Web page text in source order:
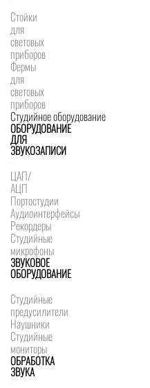
Стойки
для
световых
приборов
Фермы
для
световых
приборов
Студийное оборудование
ОБОРУДОВАНИЕ
ДЛЯ
ЗВУКОЗАПИСИ
ЦАП/
АЦП
Портостудии
Аудиоинтерфейсы
Рекордеры
Студийные
микрофоны
ЗВУКОВОЕ
ОБОРУДОВАНИЕ
Студийные
предусилители
Наушники
Студийные
мониторы
ОБРАБОТКА
ЗВУКА